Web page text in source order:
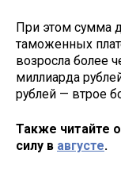
При этом сумма
таможенных
возросла более
миллиарда
рублей — втрое
Также читайте
силу в августе.